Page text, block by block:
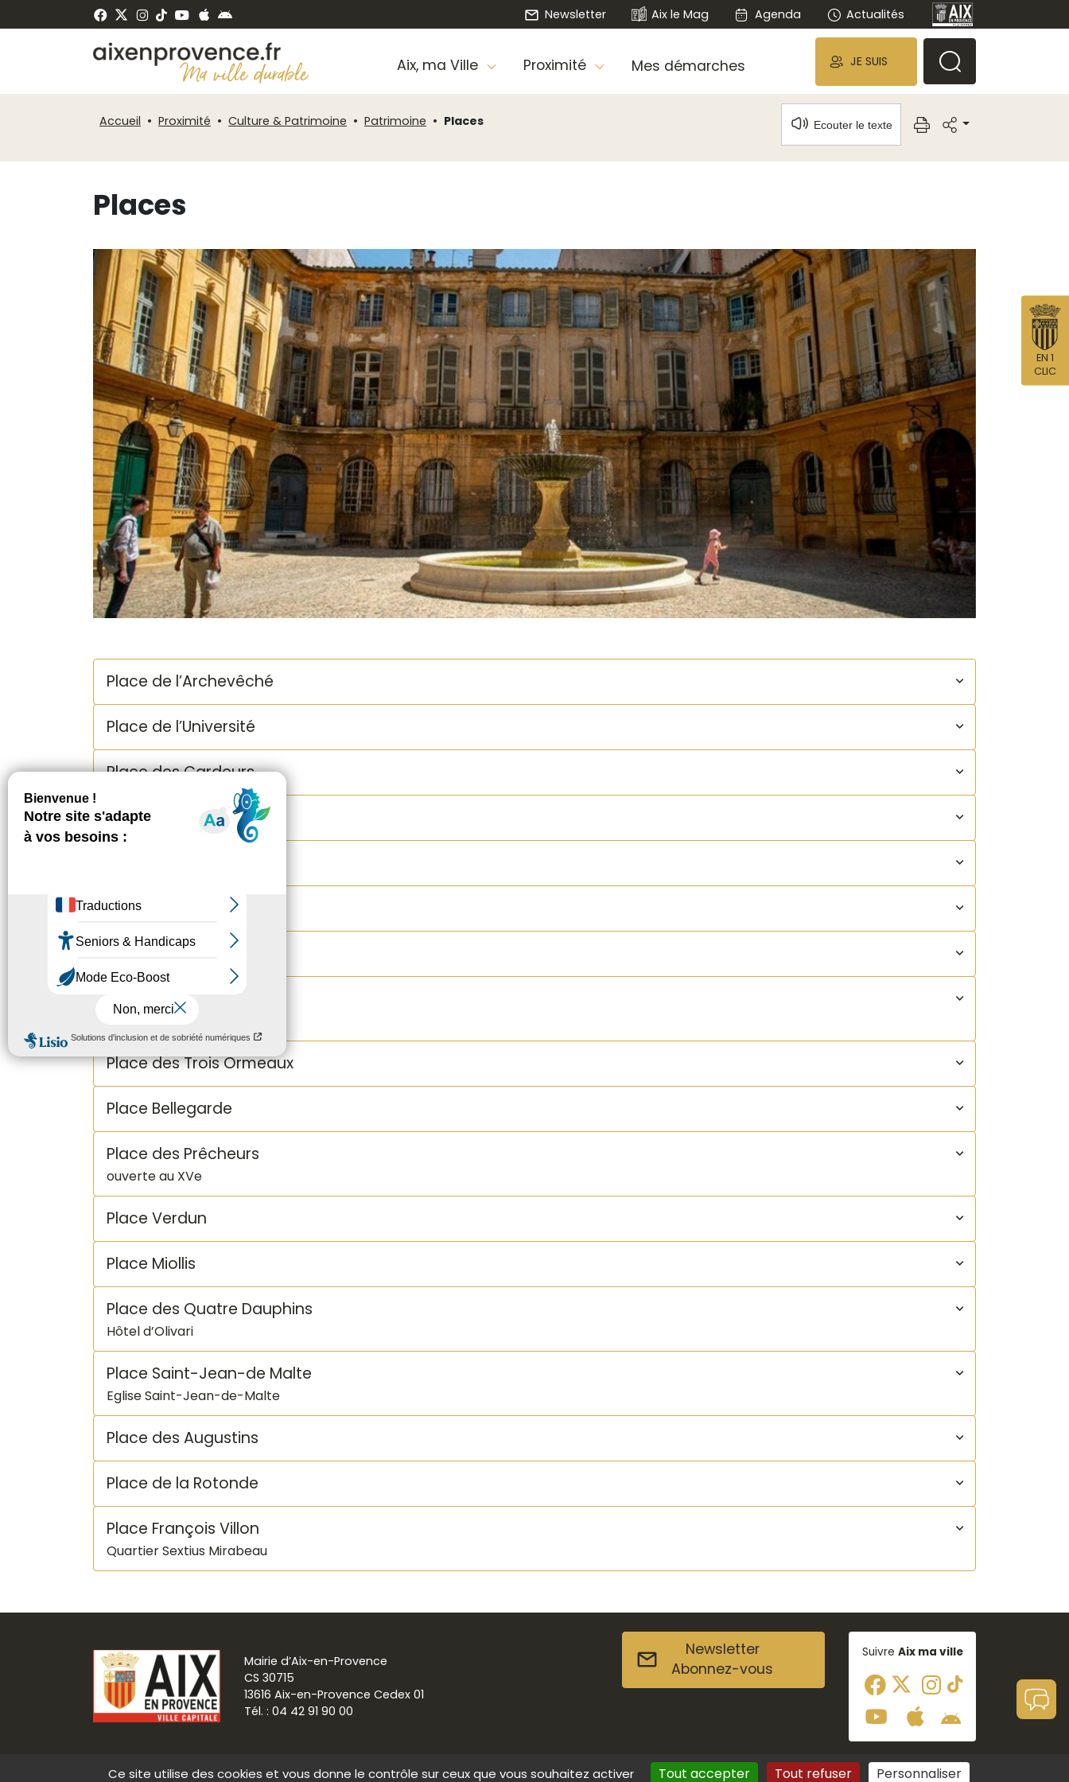
Newsletter Aix le Mag Agenda Actualités
Aix, ma Ville Proximité Mes démarches JE SUIS
Accueil Proximité Culture & Patrimoine Patrimoine Places Ecouter le texte
Places
Place de l’Archevêché
Place de l’Université
Place des Cardeurs
Place des Fontêtes
Place Richelme
Place Albertas
Place des Chapeliers
Fontaine des Bagniers
Place des Trois Ormeaux
Place Bellegarde
Place des Prêcheurs
ouverte au XVe
Place Verdun
Place Miollis
Place des Quatre Dauphins
Hôtel d’Olivari
Place Saint-Jean-de Malte
Eglise Saint-Jean-de-Malte
Place des Augustins
Place de la Rotonde
Place François Villon
Quartier Sextius Mirabeau
Mairie d’Aix-en-Provence
CS 30715
13616 Aix-en-Provence Cedex 01
Tél. : 04 42 91 90 00
Newsletter
Abonnez-vous
Suivre Aix ma ville
Communication Mentions légales Données personnelles Contact Accessibilité : non conforme Aide à la navigation Plan du site
EN 1
CLIC
de
Panneau de gestion des cookies
Ce site utilise des cookies et vous donne le contrôle sur ceux que vous souhaitez activer Tout accepter Tout refuser Personnaliser